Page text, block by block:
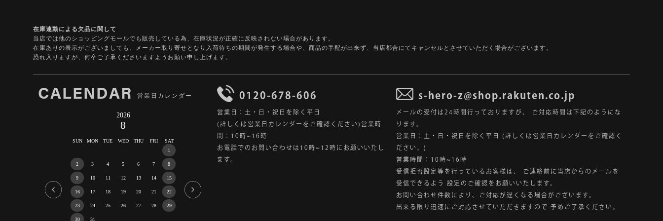
在庫連動による欠品に関して
当店では他のショッピングモールでも販売している為、在庫状況が正確に反映されない場合があります。
在庫ありの表示がございましても、メーカー取り寄せとなり入荷待ちの期間が発生する場合や、商品の手配が出来ず、当店都合にてキャンセルとさせていただく場合がございます。
恐れ入りますが、何卒ご了承くださいますようお願い申し上げます。
CALENDAR 営業日カレンダー 0120-678-606
営業日：土・日・祝日を除く平日
(詳しくは営業日カレンダーをご確認ください)営業時
間：10時~16時
お電話でのお問い合わせは10時~12時にお願いいたし
ます。
s-hero-z@shop.rakuten.co.jp
メールの受付は24時間行っておりますが、
ご対応時間は下記のようにな
ります。
営業日：土・日・祝日を除く平日
(詳しくは営業日カレンダーをご確認く
ださい。)
営業時間：10時~16時
受信拒否設定等を行っているお客様は、
ご連絡前に当店からのメールを
受信できるよう
設定のご確認をお願いいたします。
お問い合わせ件数により、ご対応が遅くなる場合がございます。
出来る限り迅速にご対応させていただきますので 予めご了承ください。